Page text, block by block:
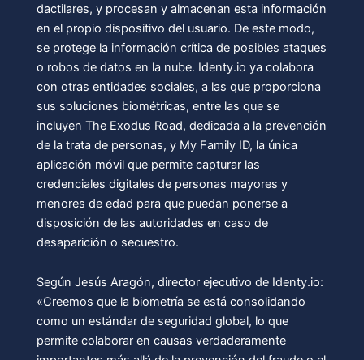
dactilares, y procesan y almacenan esta información
en el propio dispositivo del usuario. De este modo,
se protege la información crítica de posibles ataques
o robos de datos en la nube. Identy.io ya colabora
con otras entidades sociales, a las que proporciona
sus soluciones biométricas, entre las que se
incluyen The Exodus Road, dedicada a la prevención
de la trata de personas, y My Family ID, la única
aplicación móvil que permite capturar las
credenciales digitales de personas mayores y
menores de edad para que puedan ponerse a
disposición de las autoridades en caso de
desaparición o secuestro.
Según Jesús Aragón, director ejecutivo de Identy.io:
«Creemos que la biometría se está consolidando
como un estándar de seguridad global, lo que
permite colaborar en causas verdaderamente